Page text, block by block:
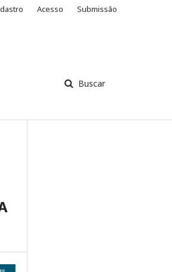
Buscar
Acesso Submissão